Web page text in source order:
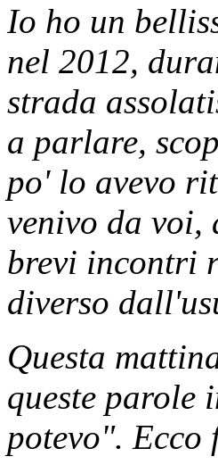
Io ho un
nel 2012,
strada
a parlare,
po' lo avevo
venivo da voi,
brevi incontri
diverso
Questa
queste parole
potevo". Ecco